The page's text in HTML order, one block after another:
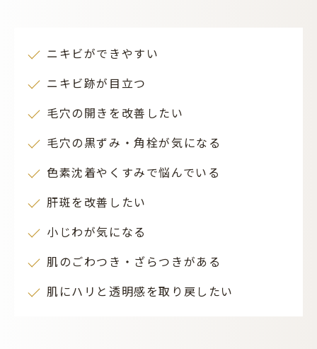
ニキビができやすい
ニキビ跡が目立つ
毛穴の開きを改善したい
毛穴の黒ずみ・角栓が気になる
色素沈着やくすみで悩んでいる
肝斑を改善したい
小じわが気になる
肌のごわつき・ざらつきがある
肌にハリと透明感を取り戻したい